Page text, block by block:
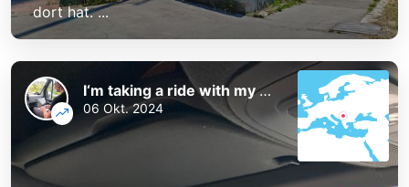
dort hat. ...
I‘m taking a ride with my best friend
06 Okt. 2024